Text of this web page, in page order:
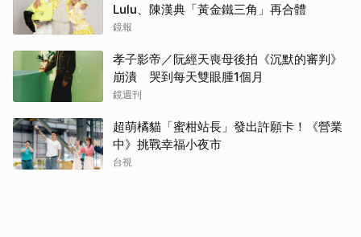
Lulu、陳漢典「黃金鐵三角」再合體
鏡報
孝子影帝／阮經天喪母後拍《沉默的審判》
崩潰 哭到每天雙眼腫1個月
鏡週刊
超萌橘貓「蜜柑站長」發出許願卡！《營業
中》挑戰幸福小夜市
台視